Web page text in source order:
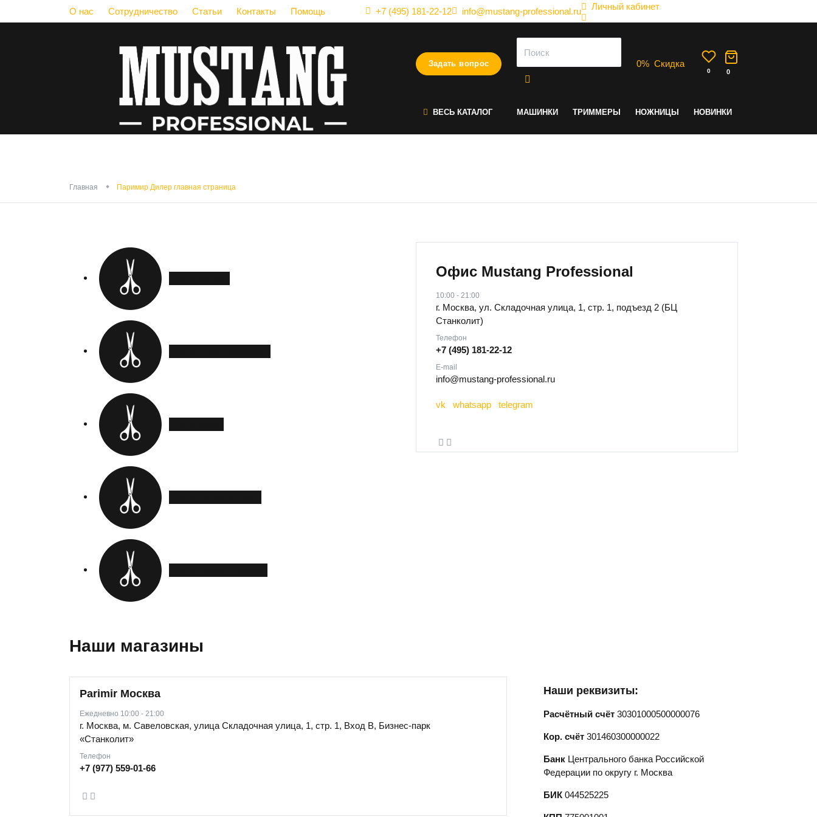
О нас Сотрудничество Статьи Контакты Помощь +7 (495) 181-22-12 info@mustang-professional.ru Личный кабинет
Задать вопрос 0% Скидка
0 0
ВЕСЬ КАТАЛОГ МАШИНКИ ТРИММЕРЫ НОЖНИЦЫ НОВИНКИ
Главная Паримир Дилер главная страница
Офис Mustang Professional
10:00 - 21:00
г. Москва, ул. Складочная улица, 1, стр. 1, подъезд 2 (БЦ
Станколит)
Телефон
+7 (495) 181-22-12
E-mail
info@mustang-professional.ru
vk whatsapp telegram
Наши магазины
Parimir Москва
Ежедневно 10:00 - 21:00
г. Москва, м. Савеловская, улица Складочная улица, 1, стр. 1, Вход B, Бизнес-парк
«Станколит»
Телефон
+7 (977) 559-01-66
Наши реквизиты:
Расчётный счёт 30301000500000076
Кор. счёт 301460300000022
Банк Центрального банка Российской
Федерации по округу г. Москва
БИК 044525225